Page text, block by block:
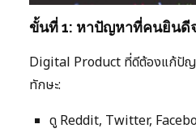
ขั้นที่ 1: หาปัญหาที่คนยินดี
Digital Product ที่ดีต้องแก้ปัญ
ทักษะ:
ดู Reddit, Twitter,